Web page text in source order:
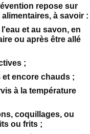
repose sur
à savoir :
et au savon, en
ou après être allé
;
encore chauds ;
à la température
coquillages, ou
ou frits ;